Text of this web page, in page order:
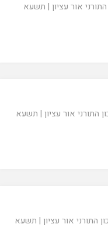
אור עציון | תשעא
התורני אור עציון | תשעא
התורני אור עציון | תשעא